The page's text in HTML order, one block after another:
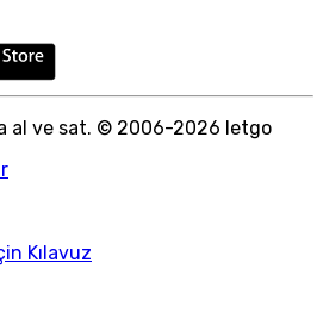
al ve sat. © 2006-2026 letgo
Kılavuz